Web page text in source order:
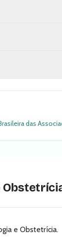
das
e Obstetrícia.